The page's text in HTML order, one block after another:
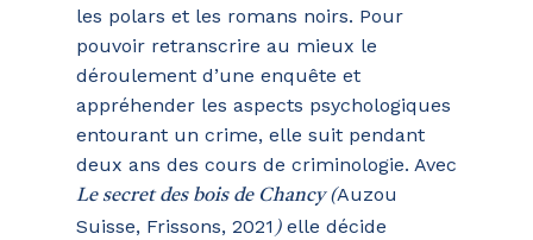
les polars et les romans noirs. Pour
pouvoir retranscrire au mieux le
déroulement d’une enquête et
appréhender les aspects psychologiques
entourant un crime, elle suit pendant
deux ans des cours de criminologie. Avec
Le secret des bois de Chancy (Auzou
Suisse, Frissons, 2021 )elle décide